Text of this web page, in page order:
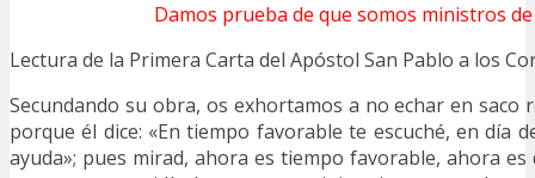
Damos prueba de que somos ministros
Lectura de la Primera Carta del Apóstol San Pablo a los
Secundando su obra, os exhortamos a no echar en saco
porque él dice: «En tiempo favorable te escuché, en día
ayuda»; pues mirad, ahora es tiempo favorable, ahora es